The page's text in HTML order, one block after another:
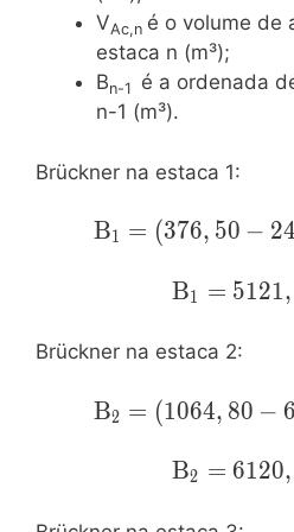
VAc,n é o volume de
estaca n (m³);
Bn-1 é a ordenada
n-1 (m³).
Brückner na estaca 1:
\mathrm{B_1=
245,65)+5000}
B1 = (376, 50 − 24
B1 = 5121,
Brückner na estaca 2:
\mathrm{B_2=
66)+5121,85}
B2 = (1064, 80 − 6
B2 = 6120,